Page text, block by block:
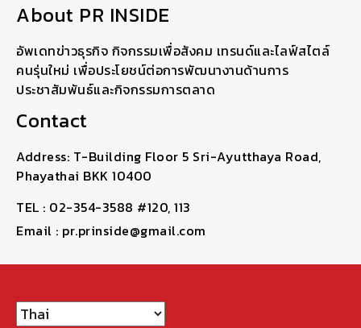
About PR INSIDE
อัพเดทข่าวธุรกิจ กิจกรรมเพื่อสังคม เทรนด์และไลฟ์สไตล์
คนรุ่นใหม่ เพื่อประโยชน์ต่อการพัฒนางานด้านการ
ประชาสัมพันธ์และกิจกรรมการตลาด
Contact
Address: T-Building Floor 5 Sri-Ayutthaya Road,
Phayathai BKK 10400
TEL : 02-354-3588 #120, 113
Email : pr.prinside@gmail.com